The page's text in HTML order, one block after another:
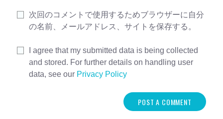
次回のコメントで使用するためブラウザーに自分
の名前、メールアドレス、サイトを保存する。
I agree that my submitted data is being collected
and stored. For further details on handling user
data, see our Privacy Policy